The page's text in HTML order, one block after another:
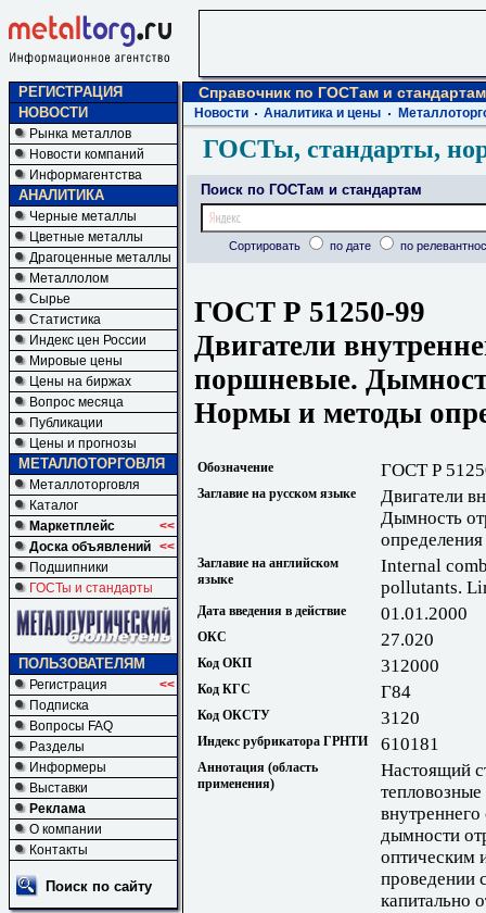
РЕГИСТРАЦИЯ
НОВОСТИ
Рынка металлов
Новости компаний
Информагентства
АНАЛИТИКА
Черные металлы
Цветные металлы
Драгоценные металлы
Металлолом
Сырье
Статистика
Индекс цен России
Мировые цены
Цены на биржах
Вопрос месяца
Публикации
Цены и прогнозы
МЕТАЛЛОТОРГОВЛЯ
Металлоторговля
Каталог
Маркетплейс
<<
Доска объявлений <<
Подшипники
ГОСТы и стандарты
ПОЛЬЗОВАТЕЛЯМ
Регистрация
<<
Подписка
Вопросы FAQ
Разделы
Информеры
Выставки
Реклама
О компании
Контакты
Поиск по сайту
Справочник по ГОСТам и стандартам
Новости Аналитика и цены
ГОСТы, стандарты,
Поиск по ГОСТам и стандартам
Сортировать по дате по
ГОСТ Р 51250-99
Двигатели
поршневые.
Нормы и методы
Обозначение ГОСТ Р
Заглавие на русском языке
Двигатели
Дымность
определения
Заглавие на английском
языке
Internal
pollutants.
Дата введения в действие 01.01.2000
ОКС 27.020
Код ОКП 312000
Код КГС Г84
Код ОКСТУ 3120
Индекс рубрикатора ГРНТИ 610181
Аннотация (область
применения)
Настоящий
дымности
оптическим
проведении
капитально